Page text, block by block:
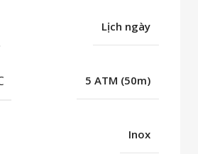
Lịch ngày
5 ATM (50m)
Inox